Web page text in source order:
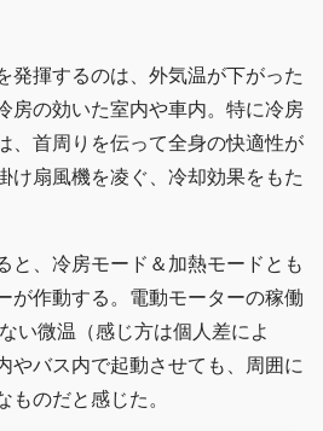
発揮するのは、外気温が下がった
房の効いた室内や車内。特に冷房
、首周りを伝って全身の快適性が
け扇風機を凌ぐ、冷却効果をもた
と、冷房モード＆加熱モードとも
が作動する。電動モーターの稼働
い微温（感じ方は個人差によ
やバス内で起動させても、周囲に
ものだと感じた。